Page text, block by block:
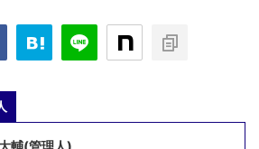
輔(管理人)